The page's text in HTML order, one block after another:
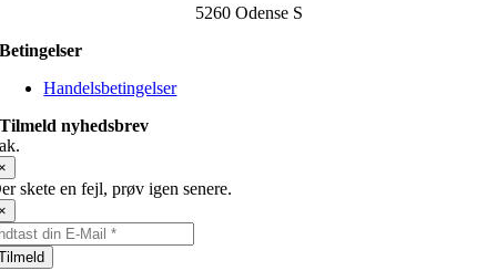
5260 Odense S
Betingelser
Handelsbetingelser
Tilmeld nyhedsbrev
skete en fejl, prøv igen senere.